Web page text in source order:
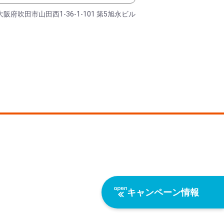
キャンペーン情報
阪府吹田市山田西1-36-1-101 第5旭永ビル